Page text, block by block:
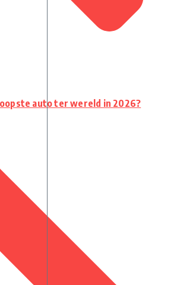
auto ter wereld in 2026?